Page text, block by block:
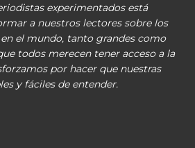
experimentados está
a nuestros lectores sobre los
el mundo, tanto grandes como
todos merecen tener acceso a la
por hacer que nuestras
y fáciles de entender.